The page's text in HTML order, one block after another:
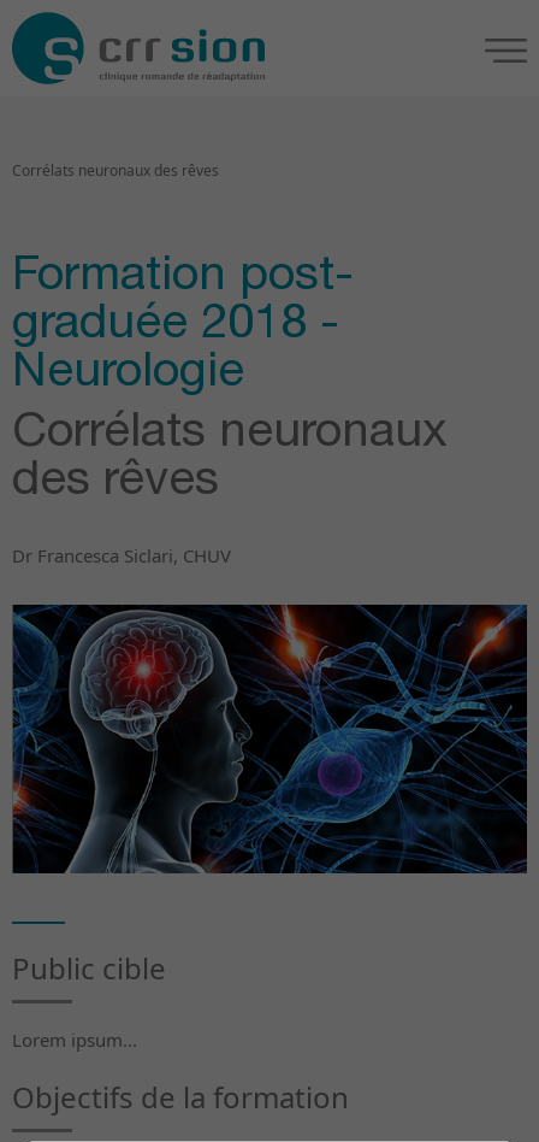
Corrélats neuronaux des rêves
Formation post-
graduée 2018 -
Neurologie
Corrélats neuronaux
des rêves
Dr Francesca Siclari, CHUV
Public cible
Lorem ipsum...
Objectifs de la formation